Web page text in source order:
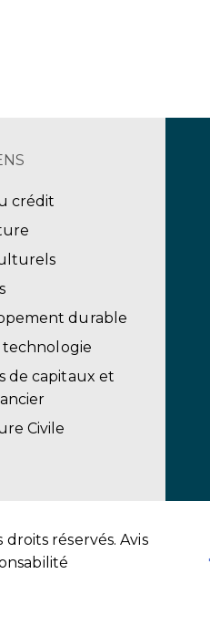
crédit
durable
de capitaux et
Civile
droits réservés.Avis